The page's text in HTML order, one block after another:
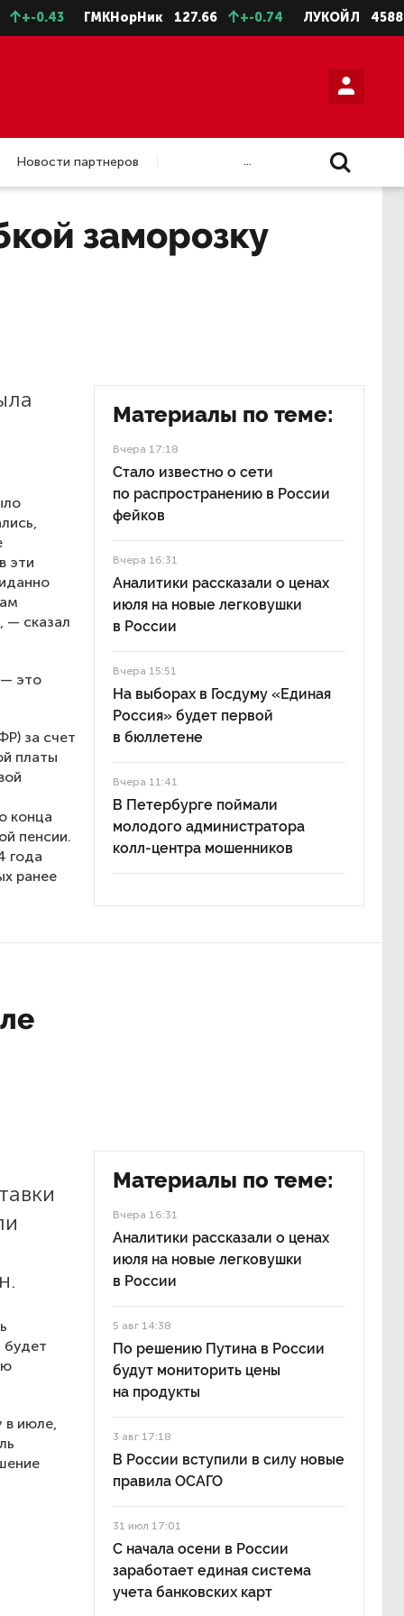
0.43 ГМКНорНик 127.66 +-0.74 ЛУКОЙЛ 4588.5
Новости партнеров ...
заморозку
эти
— сказал
это
за счет
платы
конца
пенсии.
года
ранее
Материалы по теме:
Вчера 17:18
Стало известно о сети
по распространению в России
фейков
Вчера 16:31
Аналитики рассказали о ценах
июля на новые легковушки
в России
Вчера 15:51
На выборах в Госдуму «Единая
Россия» будет первой
в бюллетене
Вчера 11:41
В Петербурге поймали
молодого администратора
колл-центра мошенников
будет
в июле,
Материалы по теме:
Вчера 16:31
Аналитики рассказали о ценах
июля на новые легковушки
в России
5 авг 14:38
По решению Путина в России
будут мониторить цены
на продукты
3 авг 17:18
В России вступили в силу новые
правила ОСАГО
31 июл 17:01
С начала осени в России
заработает единая система
учета банковских карт